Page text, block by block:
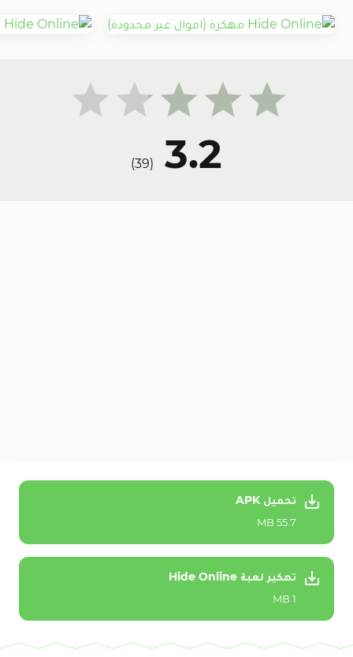
3.2
(
39
)
تحميل APK
55.7 MB
تهكير لعبة Hide Online
1 MB